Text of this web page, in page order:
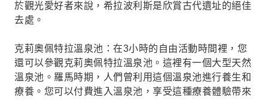
於觀光愛好者來說，希拉波利斯是欣賞古代遺址的絕佳
去處。
克莉奧佩特拉溫泉池：在3小時的自由活動時間裡，您
還可以參觀克莉奧佩特拉溫泉池。這裡有一個大型天然
溫泉池。羅馬時期，人們曾利用這個溫泉池進行養生和
療養。您可以付費進入溫泉池，享受這種療養體驗帶來